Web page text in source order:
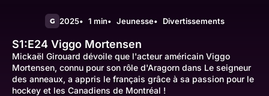
G 2025 1 min Jeunesse Divertissements
S1:E24 Viggo Mortensen
Mickaël Girouard dévoile que l'acteur américain Viggo
Mortensen, connu pour son rôle d'Aragorn dans Le seigneur
des anneaux, a appris le français grâce à sa passion pour le
hockey et les Canadiens de Montréal !